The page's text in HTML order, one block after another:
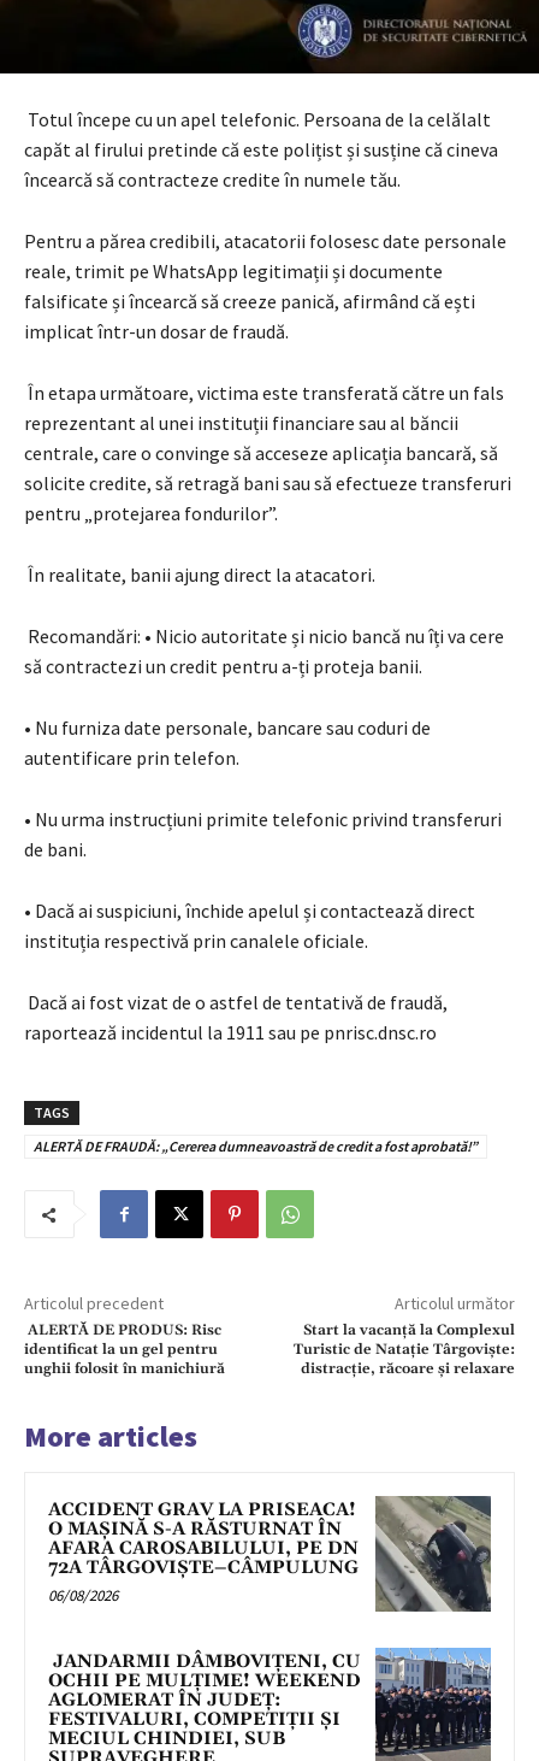
Totul începe cu un apel telefonic. Persoana de la celălalt
capăt al firului pretinde că este polițist și susține că cineva
încearcă să contracteze credite în numele tău.
Pentru a părea credibili, atacatorii folosesc date personale
reale, trimit pe WhatsApp legitimații și documente
falsificate și încearcă să creeze panică, afirmând că ești
implicat într-un dosar de fraudă.
În etapa următoare, victima este transferată către un fals
reprezentant al unei instituții financiare sau al băncii
centrale, care o convinge să acceseze aplicația bancară, să
solicite credite, să retragă bani sau să efectueze transferuri
pentru „protejarea fondurilor”.
În realitate, banii ajung direct la atacatori.
Recomandări: • Nicio autoritate și nicio bancă nu îți va cere
să contractezi un credit pentru a-ți proteja banii.
• Nu furniza date personale, bancare sau coduri de
autentificare prin telefon.
• Nu urma instrucțiuni primite telefonic privind transferuri
de bani.
• Dacă ai suspiciuni, închide apelul și contactează direct
instituția respectivă prin canalele oficiale.
Dacă ai fost vizat de o astfel de tentativă de fraudă,
raportează incidentul la 1911 sau pe pnrisc.dnsc.ro
TAGS
ALERTĂ DE FRAUDĂ: „Cererea dumneavoastră de credit a fost aprobată!”
Articolul precedent
ALERTĂ DE PRODUS: Risc
identificat la un gel pentru
unghii folosit în manichiură
Articolul următor
Start la vacanță la Complexul
Turistic de Natație Târgoviște:
distracție, răcoare și relaxare
More articles
ACCIDENT GRAV LA PRISEACA!
O MAȘINĂ S-A RĂSTURNAT ÎN
AFARA CAROSABILULUI, PE DN
72A TÂRGOVIȘTE–CÂMPULUNG
06/08/2026
JANDARMII DÂMBOVIȚENI, CU
OCHII PE MULȚIME! WEEKEND
AGLOMERAT ÎN JUDEȚ:
FESTIVALURI, COMPETIȚII ȘI
MECIUL CHINDIEI, SUB